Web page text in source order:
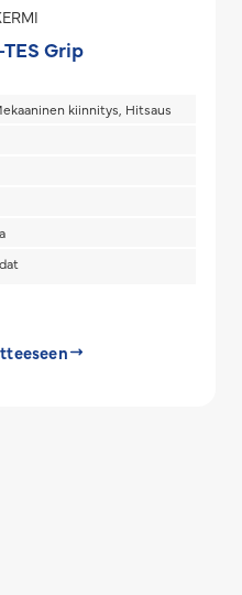
Grip
kiinnitys, Hitsaus